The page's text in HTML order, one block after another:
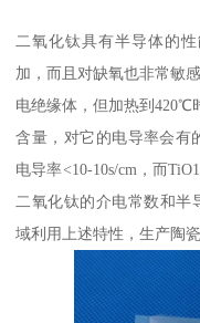
二氧化钛具有半导体的
加，而且对缺氧也非常敏
电绝缘体，但加热到420℃
含量，对它的电导率会有
电导率<10-10s/cm，而
二氧化钛的介电常数和半
域利用上述特性，生产陶